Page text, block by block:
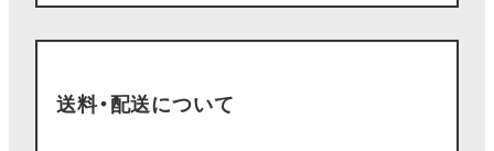
送料・配送について